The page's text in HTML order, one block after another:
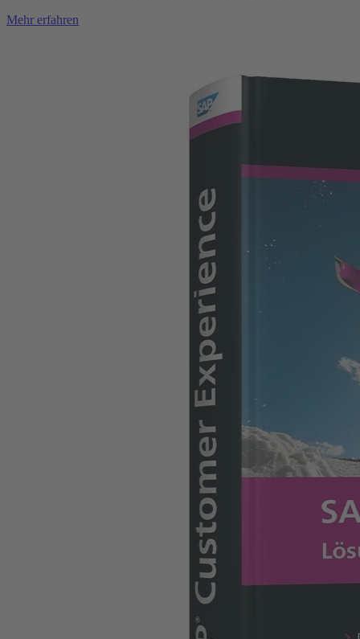
Mehr erfahren